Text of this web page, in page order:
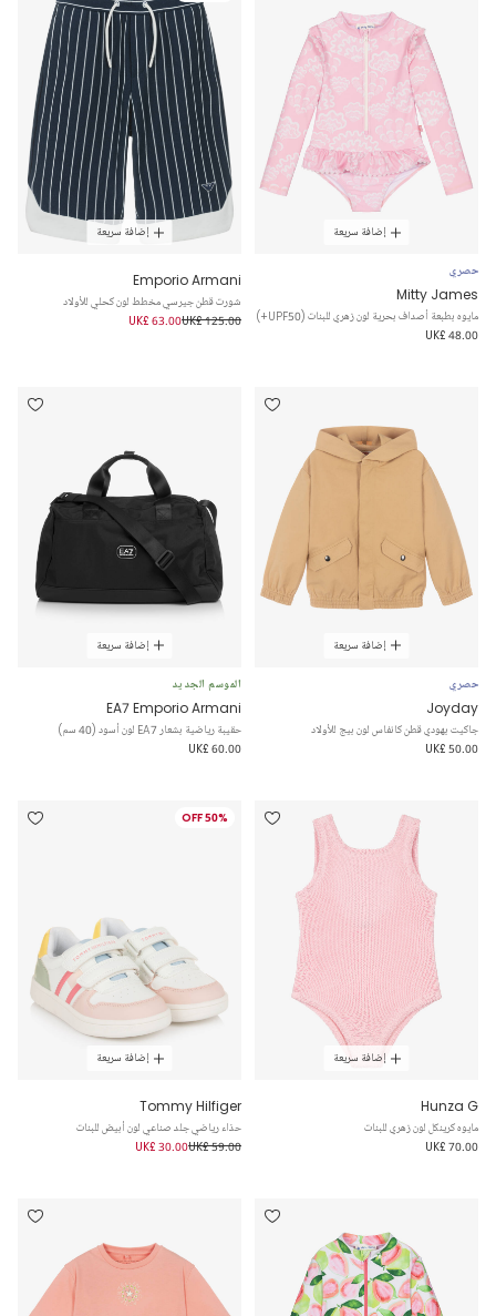
إضافة سريعة
حصري
Mitty James
مايوه بطبعة أصداف بحرية لون زهري للبنات (UPF50+)
UK£ 48.00
إضافة سريعة
Emporio Armani
شورت قطن جيرسي مخطط لون كحلي للأولاد
UK£ 125.00
UK£ 63.00
إضافة سريعة
حصري
Joyday
جاكيت بهودي قطن كانفاس لون بيج للأولاد
UK£ 50.00
إضافة سريعة
الموسم الجديد
EA7 Emporio Armani
حقيبة رياضية بشعار EA7 لون أسود (40 سم)
UK£ 60.00
إضافة سريعة
Hunza G
مايوه كرينكل لون زهري للبنات
UK£ 70.00
50% OFF
إضافة سريعة
Tommy Hilfiger
حذاء رياضي جلد صناعي لون أبيض للبنات
UK£ 59.00
UK£ 30.00